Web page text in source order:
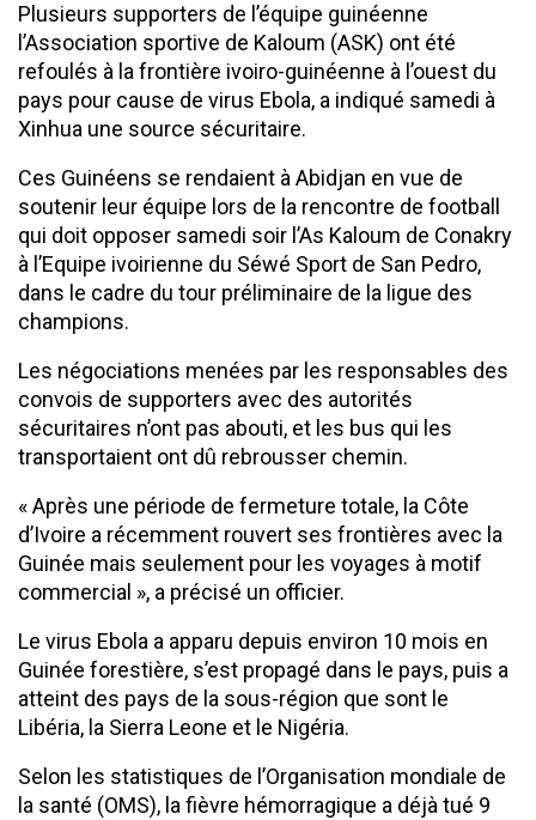
Plusieurs supporters de l’équipe guinéenne
l’Association sportive de Kaloum (ASK) ont été
refoulés à la frontière ivoiro-guinéenne à l’ouest du
pays pour cause de virus Ebola, a indiqué samedi à
Xinhua une source sécuritaire.
Ces Guinéens se rendaient à Abidjan en vue de
soutenir leur équipe lors de la rencontre de football
qui doit opposer samedi soir l’As Kaloum de Conakry
à l’Equipe ivoirienne du Séwé Sport de San Pedro,
dans le cadre du tour préliminaire de la ligue des
champions.
Les négociations menées par les responsables des
convois de supporters avec des autorités
sécuritaires n’ont pas abouti, et les bus qui les
transportaient ont dû rebrousser chemin.
« Après une période de fermeture totale, la Côte
d’Ivoire a récemment rouvert ses frontières avec la
Guinée mais seulement pour les voyages à motif
commercial », a précisé un officier.
Le virus Ebola a apparu depuis environ 10 mois en
Guinée forestière, s’est propagé dans le pays, puis a
atteint des pays de la sous-région que sont le
Libéria, la Sierra Leone et le Nigéria.
Selon les statistiques de l’Organisation mondiale de
la santé (OMS), la fièvre hémorragique a déjà tué 9